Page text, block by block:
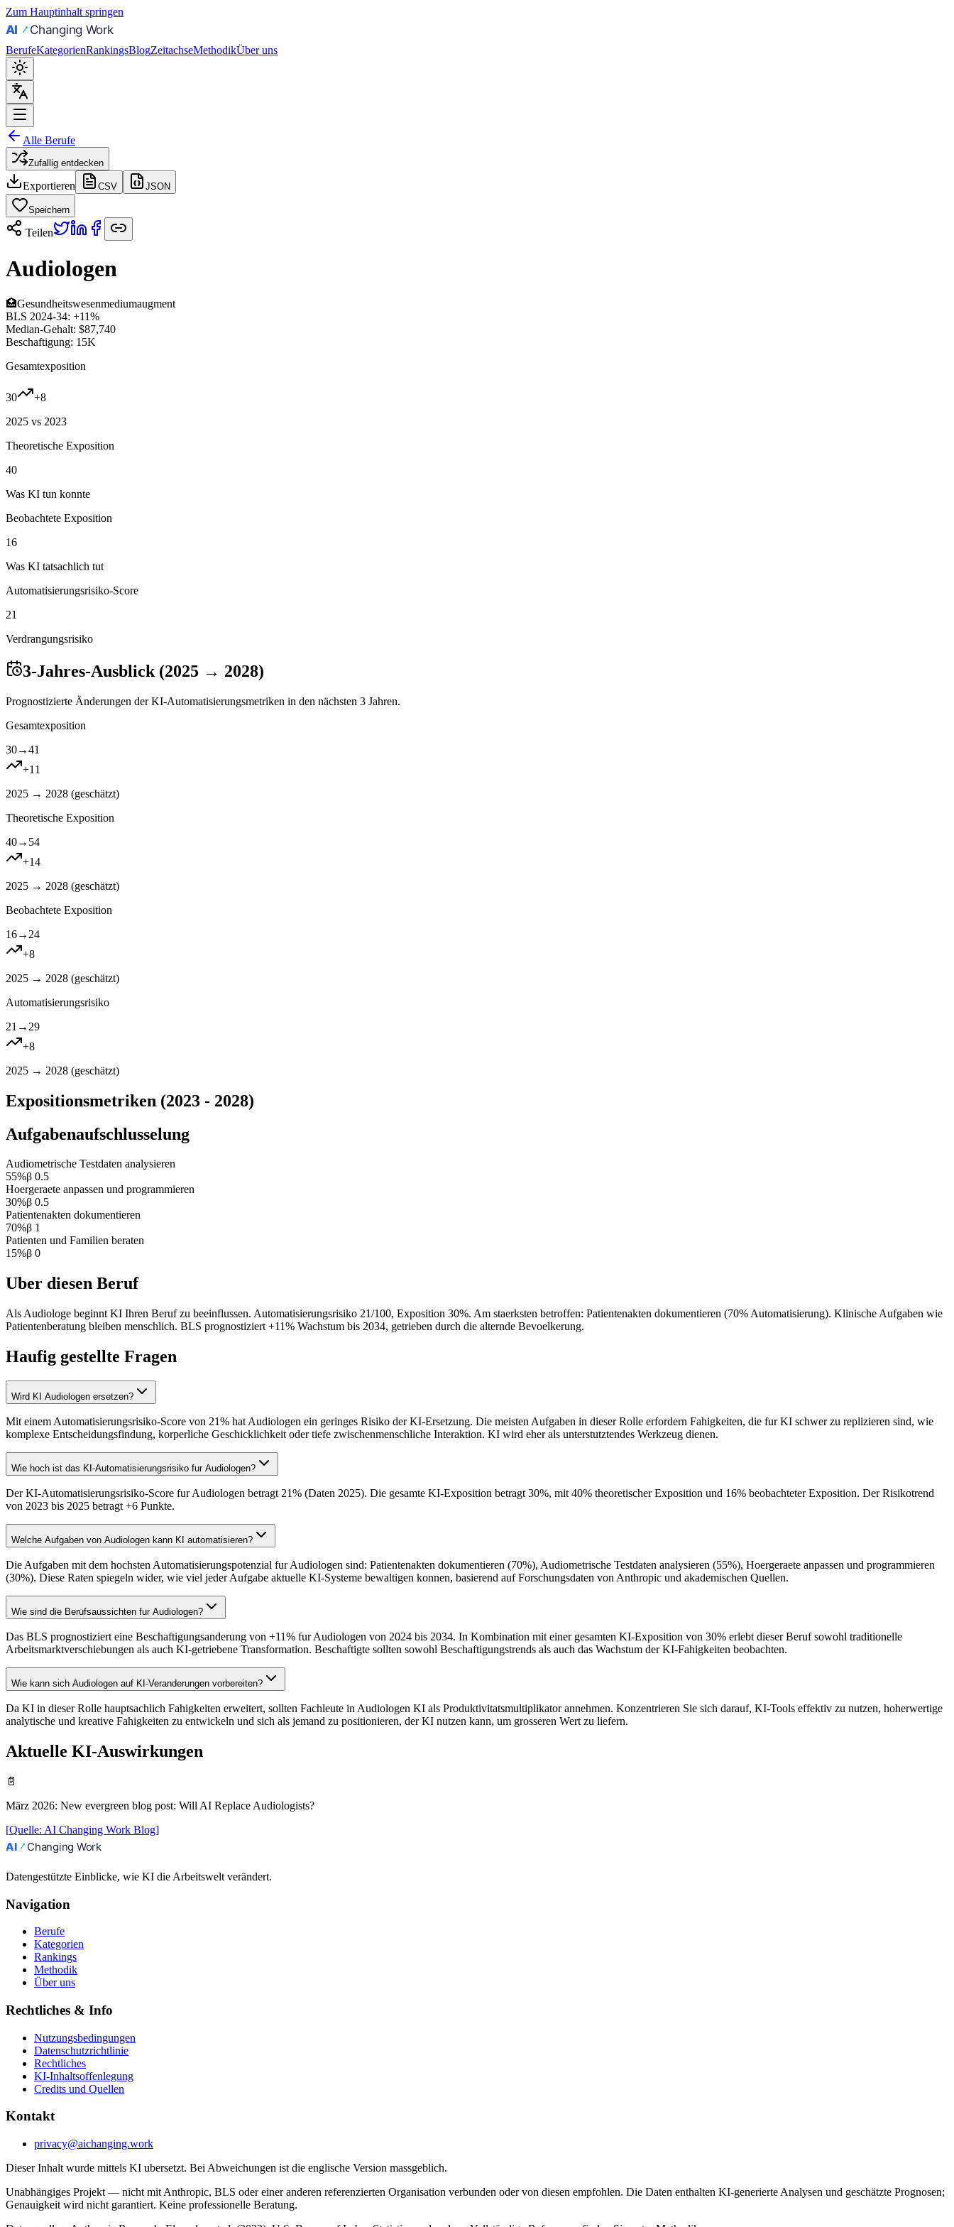
Zum Hauptinhalt springen
BerufeKategorienRankingsBlogZeitachseMethodikÜber uns
Alle Berufe
Zufallig entdecken
Exportieren CSV JSON
Speichern
Teilen
Audiologen
🏥Gesundheitswesenmediumaugment
BLS 2024-34: +11%
Median-Gehalt: $87,740
Beschaftigung: 15K
Gesamtexposition
30 +8
2025 vs 2023
Theoretische Exposition
40
Was KI tun konnte
Beobachtete Exposition
16
Was KI tatsachlich tut
Automatisierungsrisiko-Score
21
Verdrangungsrisiko
3-Jahres-Ausblick (2025 → 2028)
Prognostizierte Änderungen der KI-Automatisierungsmetriken in den nächsten 3 Jahren.
Gesamtexposition
30→41
+11
2025 → 2028 (geschätzt)
Theoretische Exposition
40→ 54
+14
2025 → 2028 (geschätzt)
Beobachtete Exposition
16→ 24
+8
2025 → 2028 (geschätzt)
Automatisierungsrisiko
21 → 29
+8
2025 → 2028 (geschätzt)
Expositionsmetriken (2023 - 2028)
Aufgabenaufschlusselung
Audiometrische Testdaten analysieren
55%β 0.5
Hoergeraete anpassen und programmieren
30%β 0.5
Patientenakten dokumentieren
70%β 1
Patienten und Familien beraten
15%β 0
Uber diesen Beruf
Als Audiologe beginnt KI Ihren Beruf zu beeinflussen. Automatisierungsrisiko 21/100, Exposition 30%. Am staerksten betroffen: Patientenakten dokumentieren (70% Automatisierung). Klinische Aufgaben wie
Patientenberatung bleiben menschlich. BLS prognostiziert +11% Wachstum bis 2034, getrieben durch die alternde Bevoelkerung.
Haufig gestellte Fragen
Wird KI Audiologen ersetzen?
Mit einem Automatisierungsrisiko-Score von 21% hat Audiologen ein geringes Risiko der KI-Ersetzung. Die meisten Aufgaben in dieser Rolle erfordern Fahigkeiten, die fur KI schwer zu replizieren sind, wie
komplexe Entscheidungsfindung, korperliche Geschicklichkeit oder tiefe zwischenmenschliche Interaktion. KI wird eher als unterstutztendes Werkzeug dienen.
Wie hoch ist das KI-Automatisierungsrisiko fur Audiologen?
Der KI-Automatisierungsrisiko-Score fur Audiologen betragt 21% (Daten 2025). Die gesamte KI-Exposition betragt 30%, mit 40% theoretischer Exposition und 16% beobachteter Exposition. Der Risikotrend
von 2023 bis 2025 betragt +6 Punkte.
Welche Aufgaben von Audiologen kann KI automatisieren?
Die Aufgaben mit dem hochsten Automatisierungspotenzial fur Audiologen sind: Patientenakten dokumentieren (70%), Audiometrische Testdaten analysieren (55%), Hoergeraete anpassen und programmieren
(30%). Diese Raten spiegeln wider, wie viel jeder Aufgabe aktuelle KI-Systeme bewaltigen konnen, basierend auf Forschungsdaten von Anthropic und akademischen Quellen.
Wie sind die Berufsaussichten fur Audiologen?
Das BLS prognostiziert eine Beschaftigungsanderung von +11% fur Audiologen von 2024 bis 2034. In Kombination mit einer gesamten KI-Exposition von 30% erlebt dieser Beruf sowohl traditionelle
Arbeitsmarktverschiebungen als auch KI-getriebene Transformation. Beschaftigte sollten sowohl Beschaftigungstrends als auch das Wachstum der KI-Fahigkeiten beobachten.
Wie kann sich Audiologen auf KI-Veranderungen vorbereiten?
Da KI in dieser Rolle hauptsachlich Fahigkeiten erweitert, sollten Fachleute in Audiologen KI als Produktivitatsmultiplikator annehmen. Konzentrieren Sie sich darauf, KI-Tools effektiv zu nutzen, hoherwertige
analytische und kreative Fahigkeiten zu entwickeln und sich als jemand zu positionieren, der KI nutzen kann, um grosseren Wert zu liefern.
Aktuelle KI-Auswirkungen
📄
März 2026: New evergreen blog post: Will AI Replace Audiologists?
[Quelle: AI Changing Work Blog]
Datengestützte Einblicke, wie KI die Arbeitswelt verändert.
Navigation
Berufe
Kategorien
Rankings
Methodik
Über uns
Rechtliches & Info
Nutzungsbedingungen
Datenschutzrichtlinie
Rechtliches
KI-Inhaltsoffenlegung
Credits und Quellen
Kontakt
privacy@aichanging.work
Dieser Inhalt wurde mittels KI ubersetzt. Bei Abweichungen ist die englische Version massgeblich.
Unabhängiges Projekt — nicht mit Anthropic, BLS oder einer anderen referenzierten Organisation verbunden oder von diesen empfohlen. Die Daten enthalten KI-generierte Analysen und geschätzte Prognosen;
Genauigkeit wird nicht garantiert. Keine professionelle Beratung.